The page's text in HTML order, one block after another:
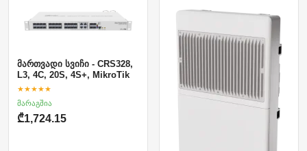
მართვადი სვიჩი - CRS328,
L3, 4C, 20S, 4S+, MikroTik
★★★★★
მარაგშია
₾1,724.15